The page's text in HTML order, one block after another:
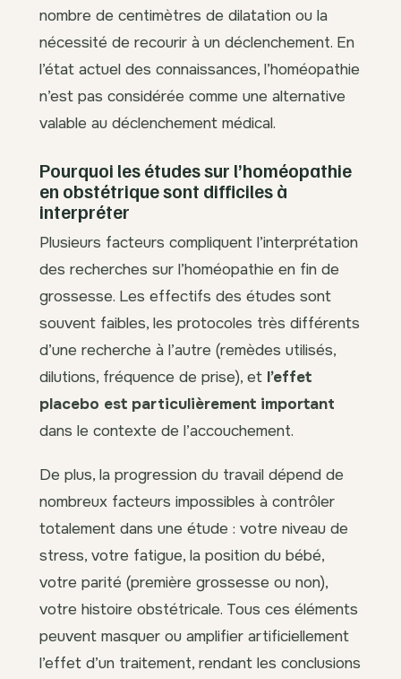
nombre de centimètres de dilatation ou la
nécessité de recourir à un déclenchement. En
l’état actuel des connaissances, l’homéopathie
n’est pas considérée comme une alternative
valable au déclenchement médical.
Pourquoi les études sur l’homéopathie
en obstétrique sont difficiles à
interpréter
Plusieurs facteurs compliquent l’interprétation
des recherches sur l’homéopathie en fin de
grossesse. Les effectifs des études sont
souvent faibles, les protocoles très différents
d’une recherche à l’autre (remèdes utilisés,
dilutions, fréquence de prise), et l’effet
placebo est particulièrement important
dans le contexte de l’accouchement.
De plus, la progression du travail dépend de
nombreux facteurs impossibles à contrôler
totalement dans une étude : votre niveau de
stress, votre fatigue, la position du bébé,
votre parité (première grossesse ou non),
votre histoire obstétricale. Tous ces éléments
peuvent masquer ou amplifier artificiellement
l’effet d’un traitement, rendant les conclusions